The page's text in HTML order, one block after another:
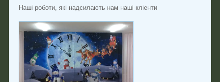
Наші роботи, які надсилають нам наші кліенти